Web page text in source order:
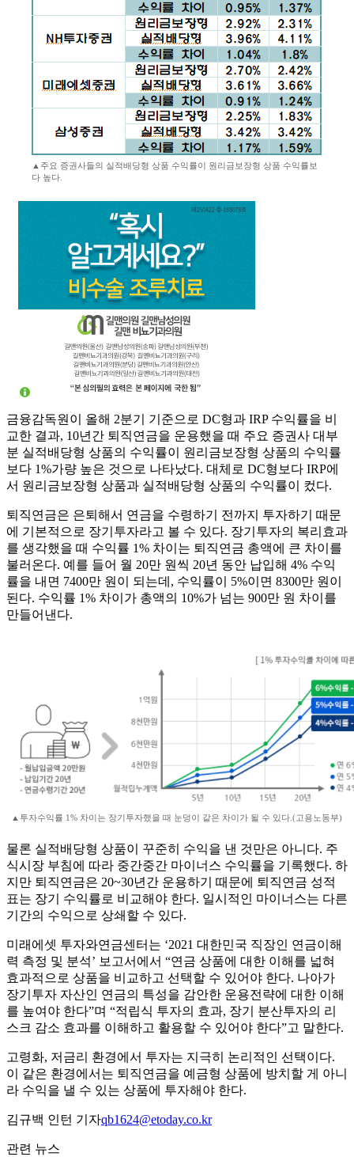
▲주요 증권사들의 실적배당형 상품 수익률이 원리금보장형 상품 수익률보
다 높다.
금융감독원이 올해 2분기 기준으로 DC형과 IRP 수익률을 비
교한 결과, 10년간 퇴직연금을 운용했을 때 주요 증권사 대부
분 실적배당형 상품의 수익률이 원리금보장형 상품의 수익률
보다 1%가량 높은 것으로 나타났다. 대체로 DC형보다 IRP에
서 원리금보장형 상품과 실적배당형 상품의 수익률이 컸다.
퇴직연금은 은퇴해서 연금을 수령하기 전까지 투자하기 때문
에 기본적으로 장기투자라고 볼 수 있다. 장기투자의 복리효과
를 생각했을 때 수익률 1% 차이는 퇴직연금 총액에 큰 차이를
불러온다. 예를 들어 월 20만 원씩 20년 동안 납입해 4% 수익
률을 내면 7400만 원이 되는데, 수익률이 5%이면 8300만 원이
된다. 수익률 1% 차이가 총액의 10%가 넘는 900만 원 차이를
만들어낸다.
▲투자수익률 1% 차이는 장기투자했을 때 눈덩이 같은 차이가 될 수 있다.(고용노동부)
물론 실적배당형 상품이 꾸준히 수익을 낸 것만은 아니다. 주
식시장 부침에 따라 중간중간 마이너스 수익률을 기록했다. 하
지만 퇴직연금은 20~30년간 운용하기 때문에 퇴직연금 성적
표는 장기 수익률로 비교해야 한다. 일시적인 마이너스는 다른
기간의 수익으로 상쇄할 수 있다.
미래에셋 투자와연금센터는 ‘2021 대한민국 직장인 연금이해
력 측정 및 분석’ 보고서에서 “연금 상품에 대한 이해를 넓혀
효과적으로 상품을 비교하고 선택할 수 있어야 한다. 나아가
장기투자 자산인 연금의 특성을 감안한 운용전략에 대한 이해
를 높여야 한다”며 “적립식 투자의 효과, 장기 분산투자의 리
스크 감소 효과를 이해하고 활용할 수 있어야 한다”고 말한다.
고령화, 저금리 환경에서 투자는 지극히 논리적인 선택이다.
이 같은 환경에서는 퇴직연금을 예금형 상품에 방치할 게 아니
라 수익을 낼 수 있는 상품에 투자해야 한다.
김규백 인턴 기자qb1624@etoday.co.kr
관련 뉴스